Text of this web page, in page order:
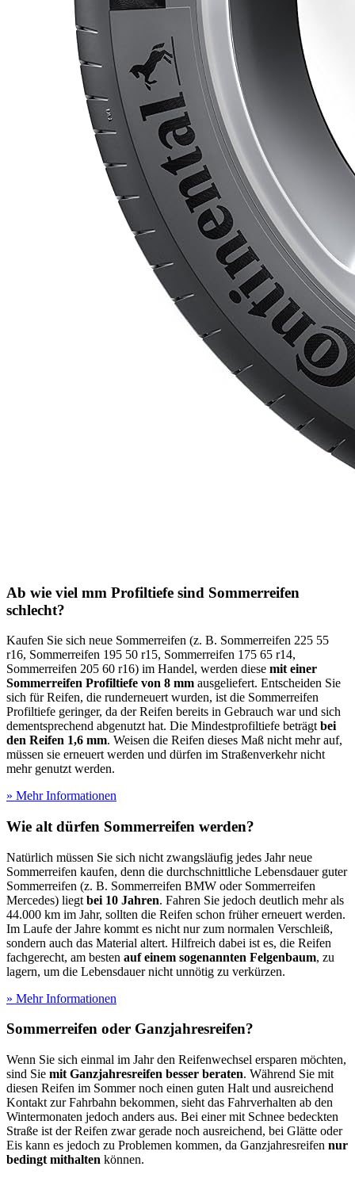
Ab wie viel mm Profiltiefe sind Sommerreifen
schlecht?
Kaufen Sie sich neue Sommerreifen (z. B. Sommerreifen 225 55
r16, Sommerreifen 195 50 r15, Sommerreifen 175 65 r14,
Sommerreifen 205 60 r16) im Handel, werden diese mit einer
Sommerreifen Profiltiefe von 8 mm ausgeliefert. Entscheiden Sie
sich für Reifen, die runderneuert wurden, ist die Sommerreifen
Profiltiefe geringer, da der Reifen bereits in Gebrauch war und sich
dementsprechend abgenutzt hat. Die Mindestprofiltiefe beträgt bei
den Reifen 1,6 mm. Weisen die Reifen dieses Maß nicht mehr auf,
müssen sie erneuert werden und dürfen im Straßenverkehr nicht
mehr genutzt werden.
» Mehr Informationen
Wie alt dürfen Sommerreifen werden?
Natürlich müssen Sie sich nicht zwangsläufig jedes Jahr neue
Sommerreifen kaufen, denn die durchschnittliche Lebensdauer guter
Sommerreifen (z. B. Sommerreifen BMW oder Sommerreifen
Mercedes) liegt bei 10 Jahren. Fahren Sie jedoch deutlich mehr als
44.000 km im Jahr, sollten die Reifen schon früher erneuert werden.
Im Laufe der Jahre kommt es nicht nur zum normalen Verschleiß,
sondern auch das Material altert. Hilfreich dabei ist es, die Reifen
fachgerecht, am besten auf einem sogenannten Felgenbaum, zu
lagern, um die Lebensdauer nicht unnötig zu verkürzen.
» Mehr Informationen
Sommerreifen oder Ganzjahresreifen?
Wenn Sie sich einmal im Jahr den Reifenwechsel ersparen möchten,
sind Sie mit Ganzjahresreifen besser beraten. Während Sie mit
diesen Reifen im Sommer noch einen guten Halt und ausreichend
Kontakt zur Fahrbahn bekommen, sieht das Fahrverhalten ab den
Wintermonaten jedoch anders aus. Bei einer mit Schnee bedeckten
Straße ist der Reifen zwar gerade noch ausreichend, bei Glätte oder
Eis kann es jedoch zu Problemen kommen, da Ganzjahresreifen nur
bedingt mithalten können.